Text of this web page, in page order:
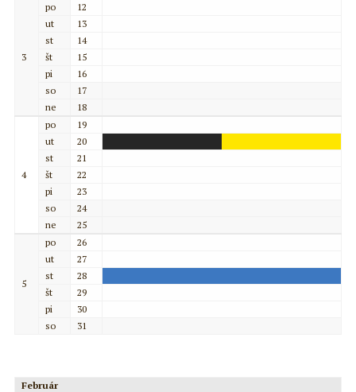
3
po
12
ut
13
st
14
št
15
pi
16
so
17
ne
18
4
po
19
ut
20
st
21
št
22
pi
23
so
24
ne
25
5
po
26
ut
27
st
28
št
29
pi
30
so
31
Február